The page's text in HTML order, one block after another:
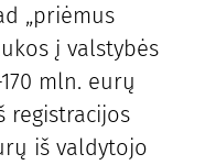
„priėmus
į valstybės
mln. eurų
registracijos
iš valdytojo